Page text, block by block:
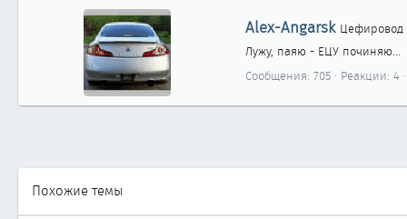
А
т
о
Alex-Angarsk Цефировод
Лужу, паяю - ЕЦУ починяю...
Сообщения 705 Реакции 4
Похожие темы